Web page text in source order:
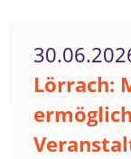
Lörrach: